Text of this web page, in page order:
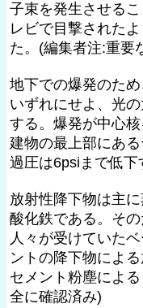
子束を発生させる
レビで目撃された
た。(編集者注:重要
地下での爆発のた
いずれにせよ、光
する。爆発が中心
建物の最上部にあ
過圧は6psiまで低下
放射性降下物は主
酸化鉄である。そ
人々が受けていた
ントの降下物によ
セメント粉塵によ
全に確認済み)